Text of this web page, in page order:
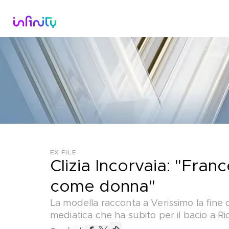
EX FILE
Clizia Incorvaia:
come donna"
La modella racconta a Verissimo la
mediatica che ha subito per il bacio a